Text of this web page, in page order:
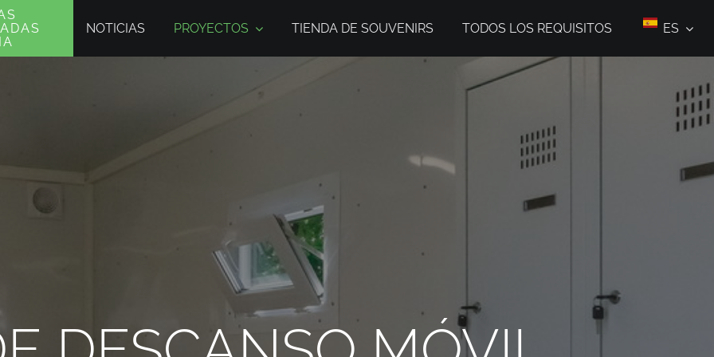
NOTICIAS PROYECTOS TIENDA DE SOUVENIRS TODOS LOS REQUISITOS ES